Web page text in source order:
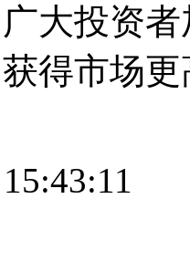
大投资
得市场